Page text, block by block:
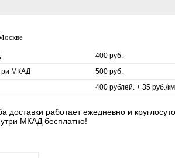
400 руб.
МКАД
500 руб.
400 рублей. + 35 руб./
доставки работает ежедневно и
МКАД бесплатно!